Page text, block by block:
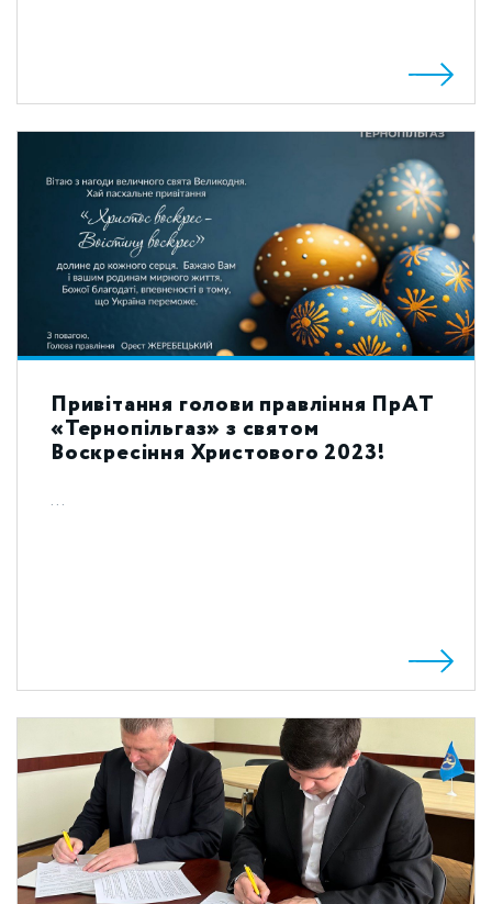
Привітання голови правління ПрАТ
«Тернопільгаз» з святом
Воскресіння Христового 2023!
...